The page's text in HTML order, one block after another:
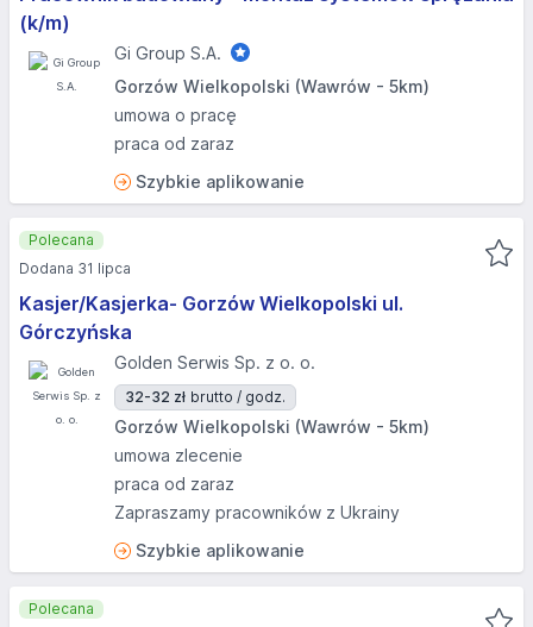
(k/m)
Gi Group S.A.
Gorzów Wielkopolski (Wawrów - 5km)
umowa o pracę
praca od zaraz
Szybkie aplikowanie
Kasjer/Kasjerka- Gorzów Wielkopolski ul.
Górczyńska
Golden Serwis Sp. z o. o.
32-32 zł brutto / godz.
Gorzów Wielkopolski (Wawrów - 5km)
umowa zlecenie
praca od zaraz
Zapraszamy pracowników z Ukrainy
Szybkie aplikowanie
Polecana
Dodana 31 lipca
Polecana